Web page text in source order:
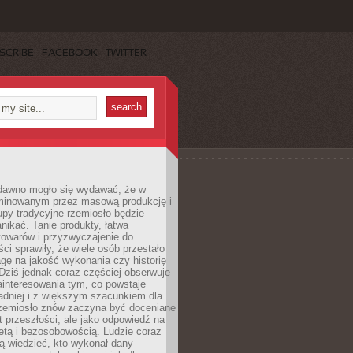
FACEBOOK TWITTER
mogło się wydawać, że w
przez masową produkcję i
tradycyjne rzemiosło będzie
Tanie produkty, łatwa
i przyzwyczajenie do
sprawiły, że wiele osób przestało
na jakość wykonania czy historię
jednak coraz częściej obserwuje
tym, co powstaje
i z większym szacunkiem dla
znów zaczyna być doceniane
przeszłości, ale jako odpowiedź na
i bezosobowością. Ludzie coraz
wiedzieć, kto wykonał dany